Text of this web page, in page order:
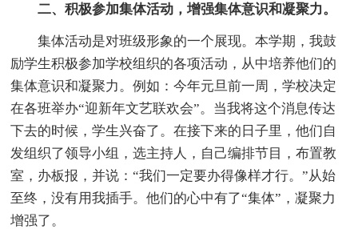
二、积极参加集体活动，增强集体意识和凝聚力。
集体活动是对班级形象的一个展现。本学期，我鼓
励学生积极参加学校组织的各项活动，从中培养他们的
集体意识和凝聚力。例如：今年元旦前一周，学校决定
在各班举办“迎新年文艺联欢会”。当我将这个消息传达
下去的时候，学生兴奋了。在接下来的日子里，他们自
发组织了领导小组，选主持人，自己编排节目，布置教
室，办板报，并说：“我们一定要办得像样才行。”从始
至终，没有用我插手。他们的心中有了“集体”，凝聚力
增强了。